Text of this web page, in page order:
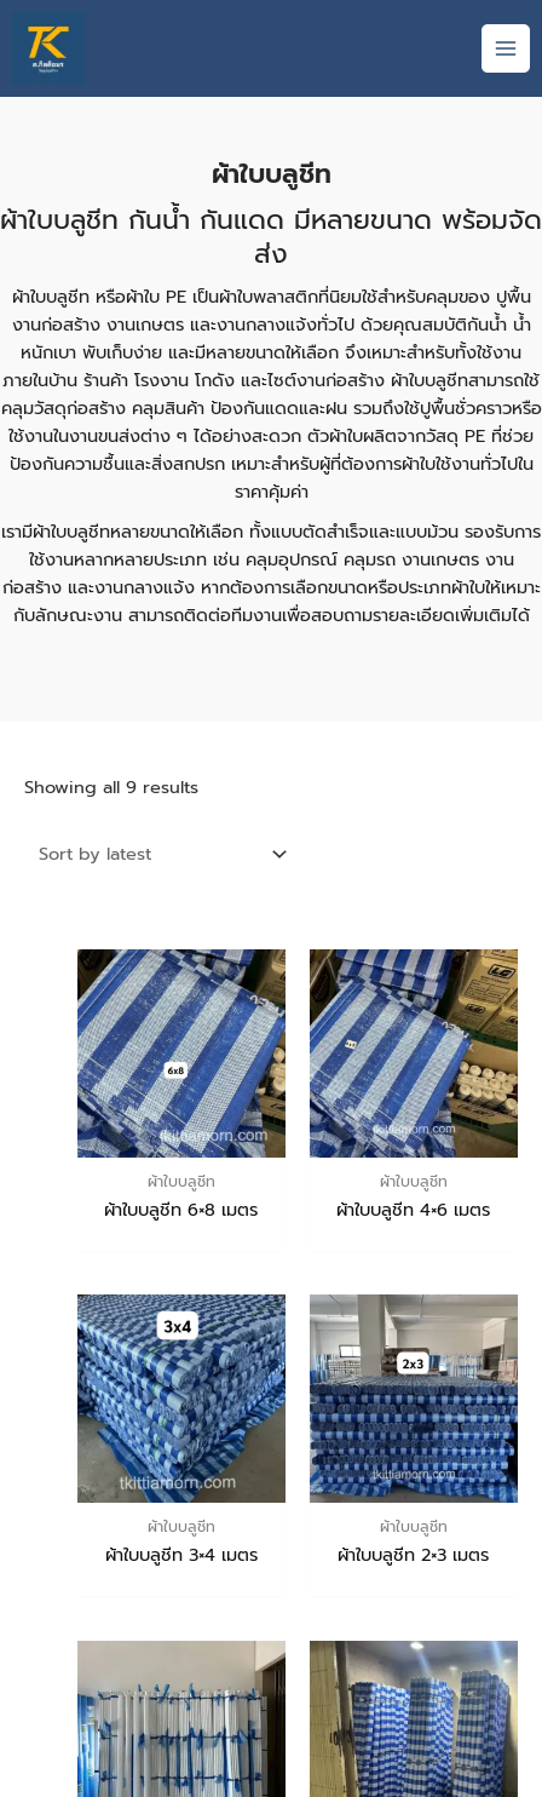
content
ผ้าใบบลูชีท
ผ้าใบบลูชีท กันน้ำ กันแดด มีหลายขนาด พร้อมจัด
ส่ง
ผ้าใบบลูชีท หรือผ้าใบ PE เป็นผ้าใบพลาสติกที่นิยมใช้สำหรับคลุมของ ปูพื้น
งานก่อสร้าง งานเกษตร และงานกลางแจ้งทั่วไป ด้วยคุณสมบัติกันน้ำ น้ำ
หนักเบา พับเก็บง่าย และมีหลายขนาดให้เลือก จึงเหมาะสำหรับทั้งใช้งาน
ภายในบ้าน ร้านค้า โรงงาน โกดัง และไซต์งานก่อสร้าง ผ้าใบบลูชีทสามารถใช้
คลุมวัสดุก่อสร้าง คลุมสินค้า ป้องกันแดดและฝน รวมถึงใช้ปูพื้นชั่วคราวหรือ
ใช้งานในงานขนส่งต่าง ๆ ได้อย่างสะดวก ตัวผ้าใบผลิตจากวัสดุ PE ที่ช่วย
ป้องกันความชื้นและสิ่งสกปรก เหมาะสำหรับผู้ที่ต้องการผ้าใบใช้งานทั่วไปใน
ราคาคุ้มค่า
เรามีผ้าใบบลูชีทหลายขนาดให้เลือก ทั้งแบบตัดสำเร็จและแบบม้วน รองรับการ
ใช้งานหลากหลายประเภท เช่น คลุมอุปกรณ์ คลุมรถ งานเกษตร งาน
ก่อสร้าง และงานกลางแจ้ง หากต้องการเลือกขนาดหรือประเภทผ้าใบให้เหมาะ
กับลักษณะงาน สามารถติดต่อทีมงานเพื่อสอบถามรายละเอียดเพิ่มเติมได้
e
Showing all 9 results
ผ้าใบบลูชีท
ผ้าใบบลูชีท 6×8 เมตร
ผ้าใบบลูชีท
ผ้าใบบลูชีท 4×6 เมตร
ผ้าใบบลูชีท
ผ้าใบบลูชีท 3×4 เมตร
ผ้าใบบลูชีท
ผ้าใบบลูชีท 2×3 เมตร